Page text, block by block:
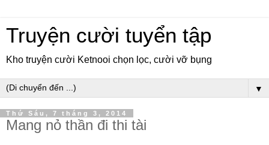
Truyện cười tuyển tập
Kho truyện cười Ketnooi chọn lọc, cười vỡ bụng
▼
Thứ Sáu, 7 tháng 3, 2014
Mang nỏ thần đi thi tài